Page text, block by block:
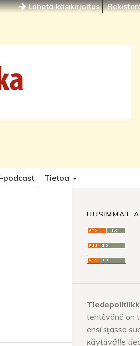
Lähetä käsikirjoitus
podcast Tietoa
UUSIMMAT
tehtävänä on
ensi sijassa
käytävälle